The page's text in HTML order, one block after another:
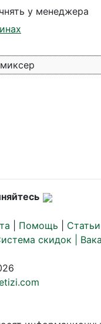
у менеджера
миксер
Помощь Статьи
скидок |